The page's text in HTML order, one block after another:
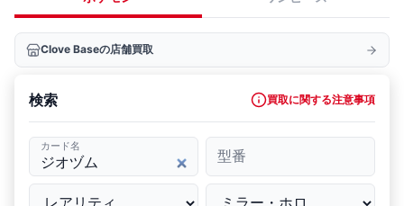
Clove Baseの店舗買取
検索 買取に関する注意事項
カード名
型番